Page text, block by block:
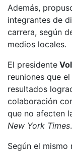
Además,
integrantes de
carrera, según
medios locales.
El presidente
reuniones que
resultados
colaboración
que no afecten
New York Times.
Según el